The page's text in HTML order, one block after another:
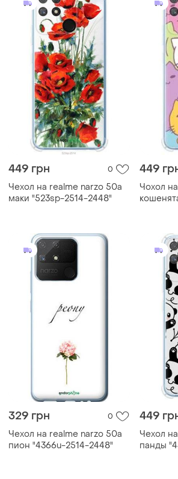
449 грн 0
Чехол на realme narzo 50a
маки "523sp-2514-2448"
449
Чохол
кошенята "2534sp-
329 грн 0
Чехол на realme narzo 50a
пион "4366u-2514-2448"
449
Чехол
панды